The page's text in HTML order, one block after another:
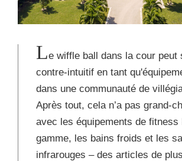
Le wiffle ball dans la cour peut
contre-intuitif en tant
dans une communauté de
Après tout, cela n’a pas grand-
avec les équipements de fitness
gamme, les bains froids et les
infrarouges – des articles de